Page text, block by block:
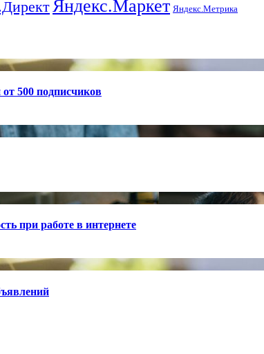
Яндекс.Маркет Яндекс.Метрика
500 подписчиков
при работе в интернете